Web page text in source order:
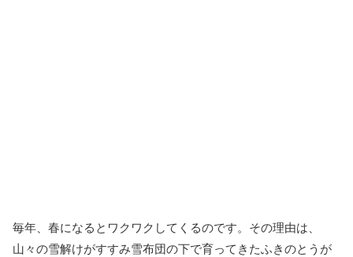
毎年、春になるとワクワクしてくるのです。その理由は、
山々の雪解けがすすみ雪布団の下で育ってきたふきのとうが